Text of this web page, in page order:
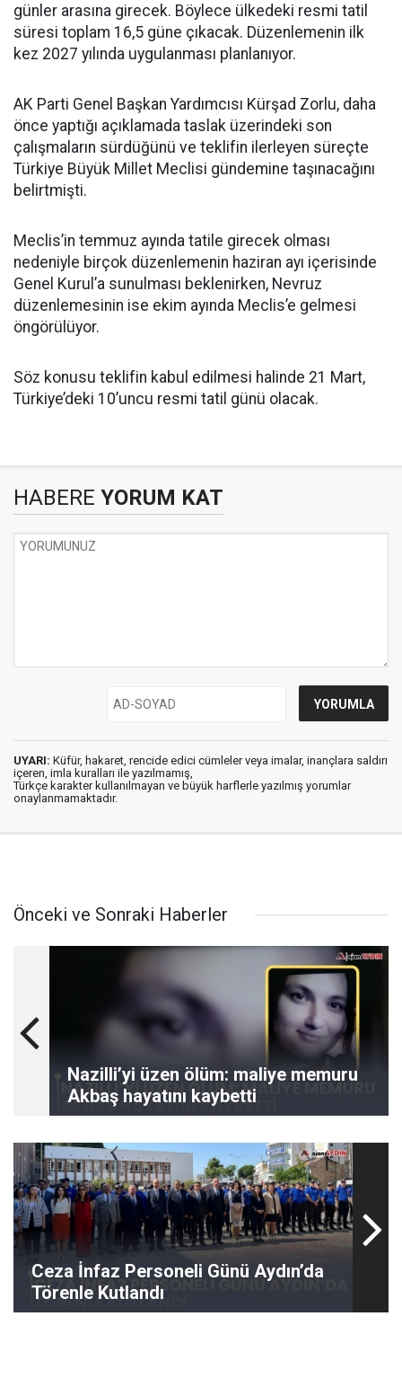
günler arasına girecek. Böylece ülkedeki resmi tatil
süresi toplam 16,5 güne çıkacak. Düzenlemenin ilk
kez 2027 yılında uygulanması planlanıyor.
AK Parti Genel Başkan Yardımcısı Kürşad Zorlu, daha
önce yaptığı açıklamada taslak üzerindeki son
çalışmaların sürdüğünü ve teklifin ilerleyen süreçte
Türkiye Büyük Millet Meclisi gündemine taşınacağını
belirtmişti.
Meclis’in temmuz ayında tatile girecek olması
nedeniyle birçok düzenlemenin haziran ayı içerisinde
Genel Kurul’a sunulması beklenirken, Nevruz
düzenlemesinin ise ekim ayında Meclis’e gelmesi
öngörülüyor.
Söz konusu teklifin kabul edilmesi halinde 21 Mart,
Türkiye’deki 10’uncu resmi tatil günü olacak.
HABERE YORUM KAT
UYARI: Küfür, hakaret, rencide edici cümleler veya imalar, inançlara saldırı
içeren, imla kuralları ile yazılmamış,
Türkçe karakter kullanılmayan ve büyük harflerle yazılmış yorumlar
onaylanmamaktadır.
Önceki ve Sonraki Haberler
Nazilli’yi üzen ölüm: maliye memuru
Akbaş hayatını kaybetti
Ceza İnfaz Personeli Günü Aydın’da
Törenle Kutlandı